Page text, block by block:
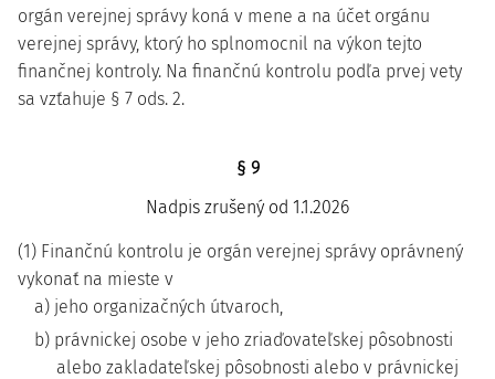
orgán verejnej správy koná v mene a na účet orgánu
verejnej správy, ktorý ho splnomocnil na výkon tejto
finančnej kontroly. Na finančnú kontrolu podľa prvej vety
sa vzťahuje § 7 ods. 2.
§ 9
Nadpis zrušený od 1.1.2026
(1) Finančnú kontrolu je orgán verejnej správy oprávnený
vykonať na mieste v
a) jeho organizačných útvaroch,
b) právnickej osobe v jeho zriaďovateľskej pôsobnosti
alebo zakladateľskej pôsobnosti alebo v právnickej